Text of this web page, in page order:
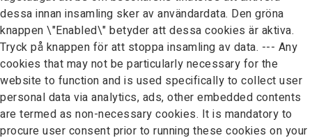
dessa innan insamling sker av användardata. Den gröna
knappen \"Enabled\" betyder att dessa cookies är aktiva.
Tryck på knappen för att stoppa insamling av data. --- Any
cookies that may not be particularly necessary for the
website to function and is used specifically to collect user
personal data via analytics, ads, other embedded contents
are termed as non-necessary cookies. It is mandatory to
procure user consent prior to running these cookies on your